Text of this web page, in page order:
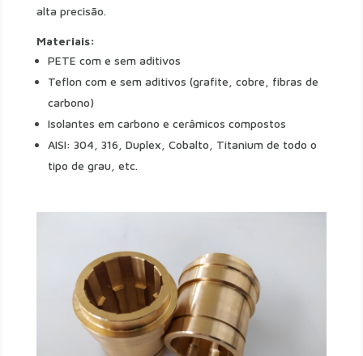
alta precisão.
Materiais:
PETE com e sem aditivos
Teflon com e sem aditivos (grafite, cobre, fibras de
carbono)
Isolantes em carbono e cerâmicos compostos
AISI: 304, 316, Duplex, Cobalto, Titanium de todo o
tipo de grau, etc.